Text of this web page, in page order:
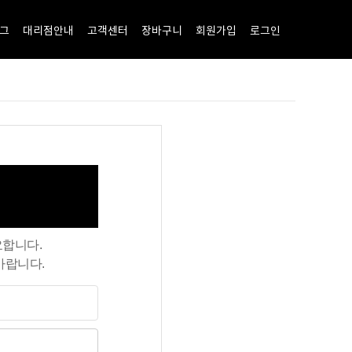
대리점안내 고객센터 장바구니 회원가입 로그인
니다.
랍니다.